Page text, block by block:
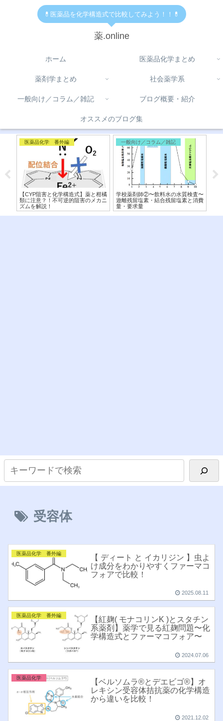
💊医薬品を化学構造式で比較してみよう！！💊
薬.online
ホーム 医薬品化学まとめ
薬剤学まとめ 社会薬学系
一般向け／コラム／雑記 ブログ概要・紹介
オススメのブログ集
医薬品化学 番外編
【CYP阻害と化学構造式】薬と柑橘
類に注意？！不可逆的阻害のメカニ
ズムを解説！
一般向け／コラム／雑記
学校薬剤師②〜飲料水の水質検査〜
遊離残留塩素・結合残留塩素と消費
量・要求量
受容体
医薬品化学 番外編
【 ディート と イカリジン 】虫よ
け成分をわかりやすくファーマコ
フォアで比較！
2025.08.11
医薬品化学 番外編
【紅麹( モナコリンK )とスタチン
系薬剤】薬学で見る紅麹問題〜化
学構造式とファーマコフォア〜
2024.07.06
医薬品化学
【ベルソムラ®︎とデエビゴ®︎】オ
レキシン受容体拮抗薬の化学構造
から違いを比較！
2021.12.02